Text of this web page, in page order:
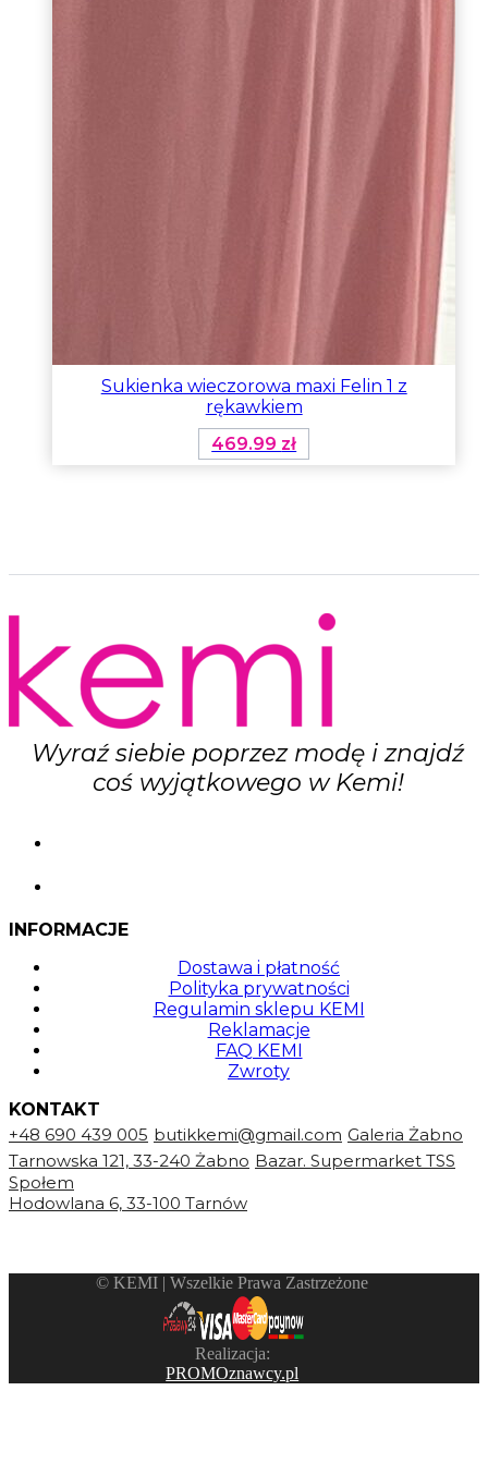
produktu
Sukienka wieczorowa maxi Felin 1 z
rękawkiem
469.99 zł
Opcje
na
stronie
produktu
Wyraź siebie poprzez modę i znajdź
coś wyjątkowego w Kemi!
INFORMACJE
Dostawa i płatność
Polityka prywatności
Regulamin sklepu KEMI
Reklamacje
FAQ KEMI
Zwroty
KONTAKT
+48 690 439 005 butikkemi@gmail.com Galeria Żabno
Tarnowska 121, 33-240 Żabno Bazar. Supermarket TSS
Społem
Hodowlana 6, 33-100 Tarnów
©️ KEMI | Wszelkie Prawa Zastrzeżone
Realizacja:
PROMOznawcy.pl